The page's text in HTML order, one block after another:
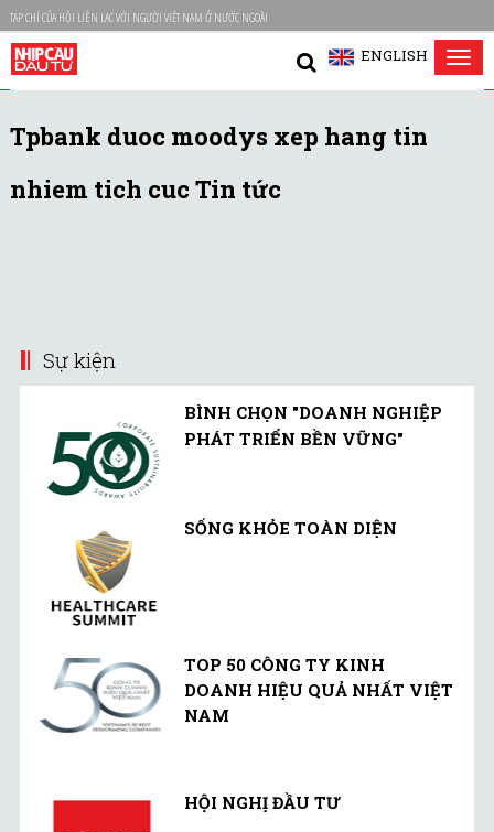
TẠP CHÍ CỦA HỘI LIÊN LẠC VỚI NGƯỜI VIỆT NAM Ở NƯỚC NGOÀI
ENGLISH
Tpbank duoc moodys xep hang tin
nhiem tich cuc Tin tức
Sự kiện
BÌNH CHỌN "DOANH NGHIỆP
PHÁT TRIỂN BỀN VỮNG"
SỐNG KHỎE TOÀN DIỆN
TOP 50 CÔNG TY KINH
DOANH HIỆU QUẢ NHẤT VIỆT
NAM
HỘI NGHỊ ĐẦU TƯ